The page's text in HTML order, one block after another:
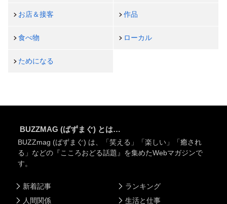
お店＆接客 作品
食べ物 ローカル
ためになる
BUZZMAG (ばずまぐ) とは…
BUZZmag (ばずまぐ) は、「笑える」「楽しい」「癒され
る」などの『こころおどる話題』を集めたWebマガジンで
す。
新着記事
人間関係
ランキング
生活と仕事